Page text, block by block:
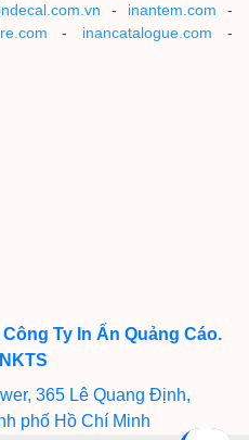
indecal.com.vn - inantem.com -
- inancatalogue.com -
Ty In Ấn Quảng Cáo.
365 Lê Quang Định,
phố Hồ Chí Minh